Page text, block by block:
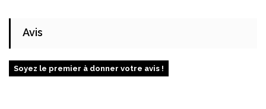
Avis
Soyez le premier à donner votre avis !